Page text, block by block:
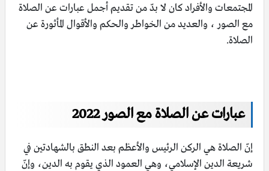
المجتمعات والأفراد كان لا بدّ من تقديم أجمل عبارات عن الصلاة
مع الصور ، والعديد من الخواطر والحكم والأقوال المأثورة عن
الصلاة.
عبارات عن الصلاة مع الصور 2022
إنّ الصلاة هي الركن الرئيس والأعظم بعد النطق بالشهادتين في
شريعة الدين الإسلامي، وهي العمود الذي يقوم به الدين، وإنّ